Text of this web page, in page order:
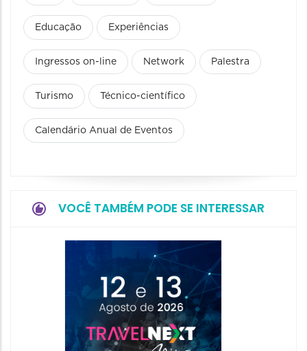
Educação Experiências
Ingressos on-line Network Palestra
Turismo Técnico-científico
Calendário Anual de Eventos
VOCÊ TAMBÉM PODE SE INTERESSAR